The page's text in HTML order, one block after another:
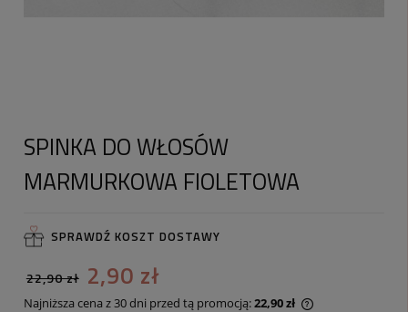
SPINKA DO WŁOSÓW
MARMURKOWA FIOLETOWA
SPRAWDŹ KOSZT DOSTAWY
2,90 zł
22,90 zł
Najniższa cena z 30 dni przed tą promocją:22,90 zł